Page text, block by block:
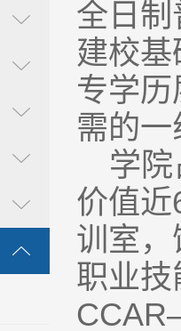
全日
建校
专学
需的
学
价值
训室
职业